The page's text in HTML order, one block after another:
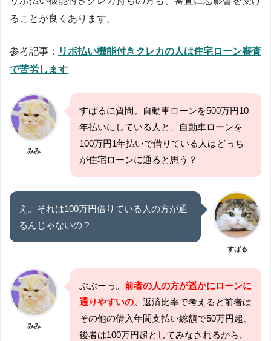
ることが良くあります。
参考記事： リボ払い機能付きクレカの人は住宅ローン審査
で苦労します
みみ
すばるに質問。自動車ローンを500万円10
年払いにしている人と、自動車ローンを
100万円1年払いで借りている人はどっち
が住宅ローンに通ると思う？
え。それは100万円借りている人の方が通
るんじゃないの？
すばる
みみ
ぶぶーっ。 前者の人の方が遥かにローンに
通りやすいの。返済比率で考えると前者は
その他の借入年間支払い総額で50万円超、
後者は100万円超としてみなされるから、